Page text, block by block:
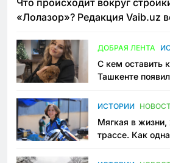
Что происходит вокруг
«Лолазор»? Редакция Vaib.uz
ДОБРАЯ ЛЕНТА
С кем оставить
Ташкенте
ИСТОРИИ
Мягкая в жизни,
трассе. Как
Узбекистане